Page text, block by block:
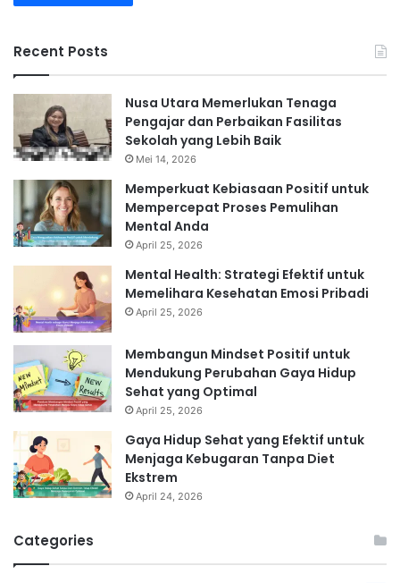
Recent Posts
Nusa Utara Memerlukan Tenaga
Pengajar dan Perbaikan Fasilitas
Sekolah yang Lebih Baik
Mei 14, 2026
Memperkuat Kebiasaan Positif untuk
Mempercepat Proses Pemulihan
Mental Anda
April 25, 2026
Mental Health: Strategi Efektif untuk
Memelihara Kesehatan Emosi Pribadi
April 25, 2026
Membangun Mindset Positif untuk
Mendukung Perubahan Gaya Hidup
Sehat yang Optimal
April 25, 2026
Gaya Hidup Sehat yang Efektif untuk
Menjaga Kebugaran Tanpa Diet
Ekstrem
April 24, 2026
Categories